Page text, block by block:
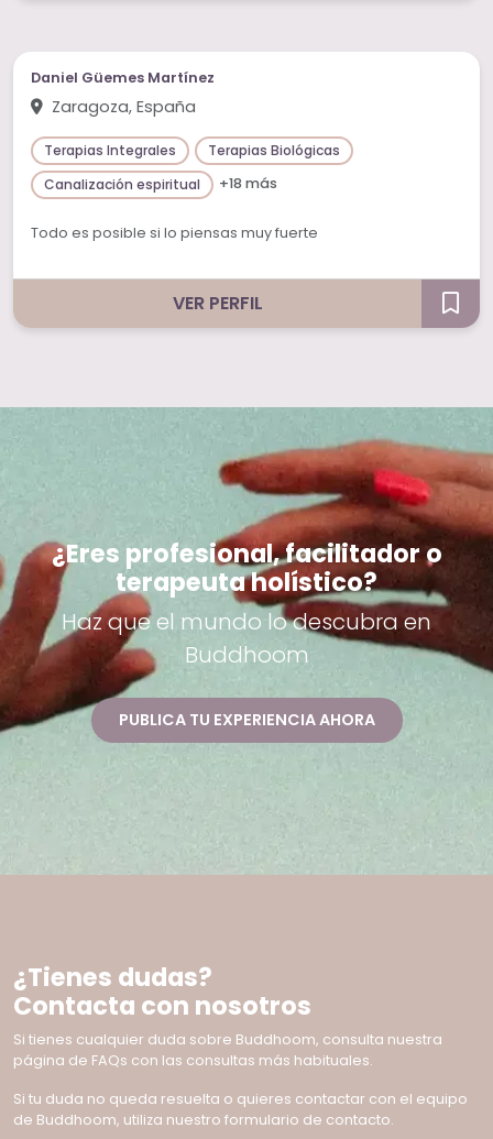
Daniel Güemes Martínez
Zaragoza, España
Terapias Integrales
Terapias Biológicas
Canalización espiritual
+18 más
Todo es posible si lo piensas muy fuerte
VER PERFIL
¿Eres profesional, facilitador o
terapeuta holístico?
Haz que el mundo lo descubra en
Buddhoom
PUBLICA TU EXPERIENCIA AHORA
¿Tienes dudas?
Contacta con nosotros
Si tienes cualquier duda sobre Buddhoom, consulta nuestra
página de FAQs con las consultas más habituales.
Si tu duda no queda resuelta o quieres contactar con el equipo
de Buddhoom, utiliza nuestro formulario de contacto.